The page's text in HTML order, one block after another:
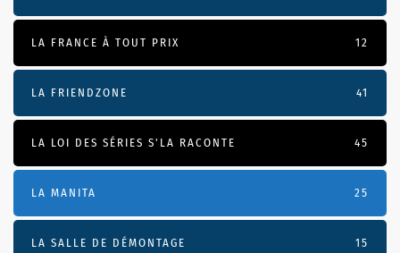
LA FRANCE À TOUT PRIX 12
LA FRIENDZONE 41
LA LOI DES SÉRIES S'LA RACONTE 45
LA MANITA 25
LA SALLE DE DÉMONTAGE 15